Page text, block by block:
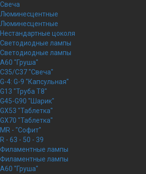
Свеча
Люминесцентные
Люминесцентные
Нестандартные цоколя
Светодиодные лампы
Светодиодные лампы
A60 "Груша"
C35/C37 "Свеча"
G-4: G-9 "Капсульная"
G13 "Труба Т8"
G45-G90 "Шарик"
GX53 "Таблетка"
GX70 "Таблетка"
MR - "Софит"
R - 63 - 50 - 39
Филаментные лампы
Филаментные лампы
A60 "Груша"